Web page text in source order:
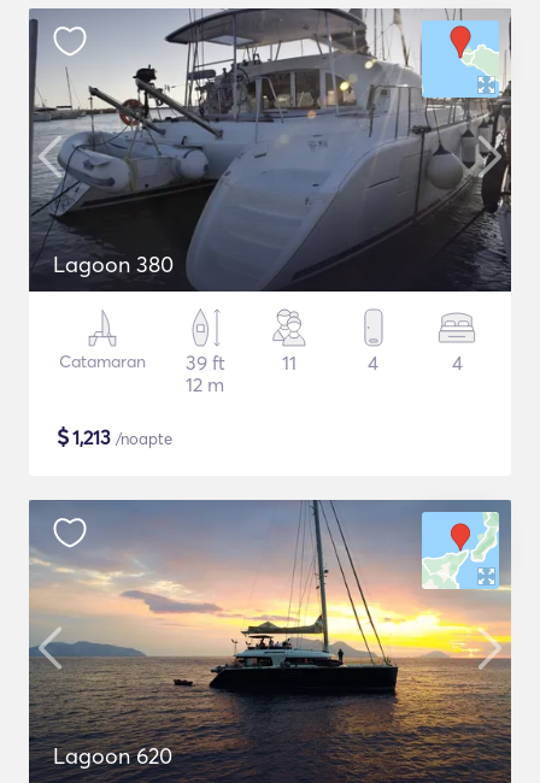
Lagoon 380
Catamaran
39 ft
12 m
11 4 4
$1,213 /noapte
Lagoon 620